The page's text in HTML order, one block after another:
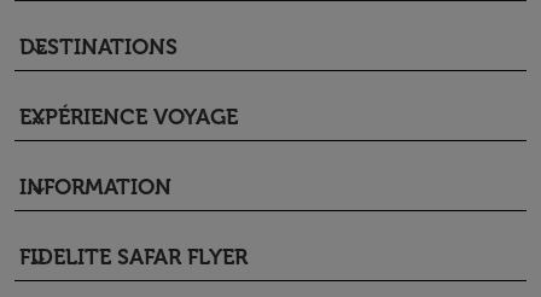
DESTINATIONS
keyboard_arrow_down
EXPÉRIENCE VOYAGE
keyboard_arrow_down
INFORMATION
keyboard_arrow_down
FIDELITE SAFAR FLYER
keyboard_arrow_down